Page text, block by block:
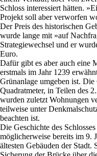
Schloss interessiert hätten.
Projekt soll aber verworfen
Der Preis des historischen
wurde lange mit »auf
Strategiewechsel und er
Euro.
Dafür gibt es aber auch eine
erstmals im Jahr 1239
Grünanlage umgeben ist.
Quadratmeter, in Teilen des
wurden zuletzt Wohnungen
teilweise unter
beachten ist.
Die Geschichte des
möglicherweise bereits im 9.
ältesten Gebäuden der